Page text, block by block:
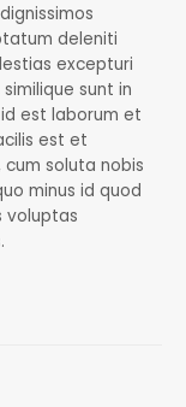
deleniti
excepturi
sunt in
est laborum et
est et
soluta nobis
minus id quod
voluptas